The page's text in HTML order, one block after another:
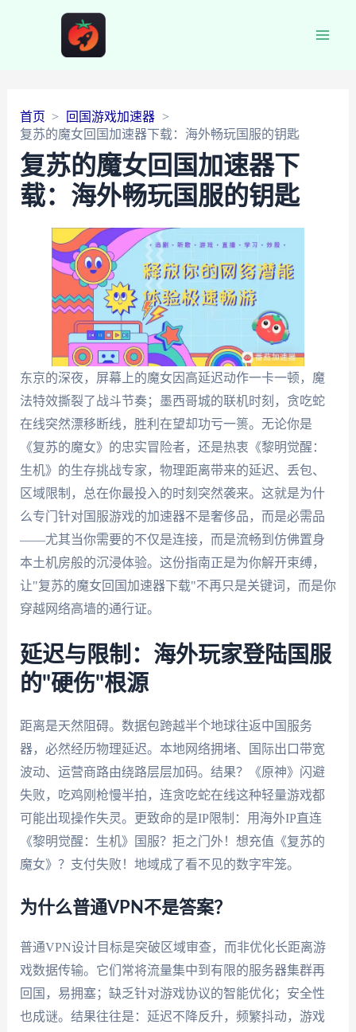
首页
回国游戏加速器
复苏的魔女回国加速器下载：海外畅玩国服的钥匙
复苏的魔女回国加速器下
载：海外畅玩国服的钥匙
东京的深夜，屏幕上的魔女因高延迟动作一卡一顿，魔
法特效撕裂了战斗节奏；墨西哥城的联机时刻，贪吃蛇
在线突然漂移断线，胜利在望却功亏一篑。无论你是
《复苏的魔女》的忠实冒险者，还是热衷《黎明觉醒：
生机》的生存挑战专家，物理距离带来的延迟、丢包、
区域限制，总在你最投入的时刻突然袭来。这就是为什
么专门针对国服游戏的加速器不是奢侈品，而是必需品
——尤其当你需要的不仅是连接，而是流畅到仿佛置身
本土机房般的沉浸体验。这份指南正是为你解开束缚，
让"复苏的魔女回国加速器下载"不再只是关键词，而是你
穿越网络高墙的通行证。
延迟与限制：海外玩家登陆国服
的"硬伤"根源
距离是天然阻碍。数据包跨越半个地球往返中国服务
器，必然经历物理延迟。本地网络拥堵、国际出口带宽
波动、运营商路由绕路层层加码。结果？《原神》闪避
失败，吃鸡刚枪慢半拍，连贪吃蛇在线这种轻量游戏都
可能出现操作失灵。更致命的是IP限制：用海外IP直连
《黎明觉醒：生机》国服？拒之门外！想充值《复苏的
魔女》？支付失败！地域成了看不见的数字牢笼。
为什么普通VPN不是答案？
普通VPN设计目标是突破区域审查，而非优化长距离游
戏数据传输。它们常将流量集中到有限的服务器集群再
回国，易拥塞；缺乏针对游戏协议的智能优化；安全性
也成谜。结果往往是：延迟不降反升，频繁抖动，游戏